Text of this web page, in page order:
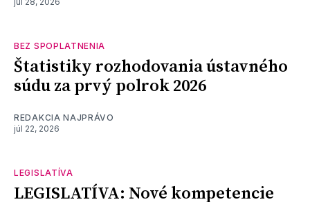
BEZ SPOPLATNENIA
Štatistiky rozhodovania ústavného
súdu za prvý polrok 2026
REDAKCIA NAJPRÁVO
júl 22, 2026
LEGISLATÍVA
LEGISLATÍVA: Nové kompetencie